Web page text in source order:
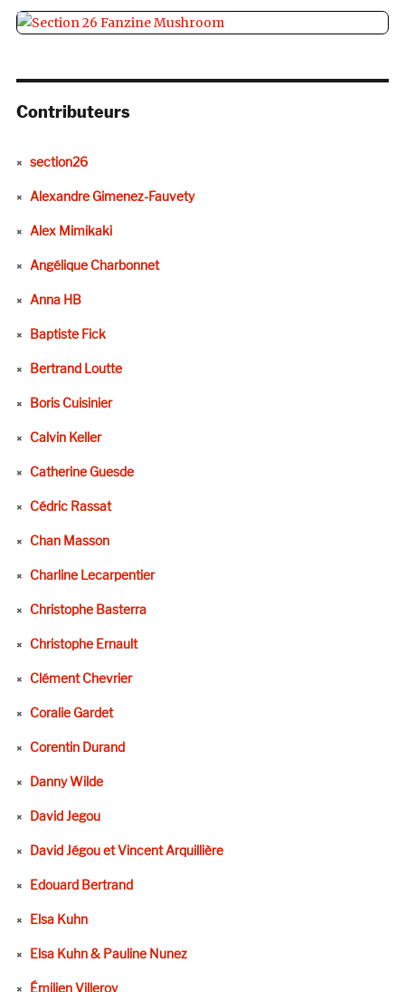
Contributeurs
section26
Alexandre Gimenez-Fauvety
Alex Mimikaki
Angélique Charbonnet
Anna HB
Baptiste Fick
Bertrand Loutte
Boris Cuisinier
Calvin Keller
Catherine Guesde
Cédric Rassat
Chan Masson
Charline Lecarpentier
Christophe Basterra
Christophe Ernault
Clément Chevrier
Coralie Gardet
Corentin Durand
Danny Wilde
David Jegou
David Jégou et Vincent Arquillière
Edouard Bertrand
Elsa Kuhn
Elsa Kuhn & Pauline Nunez
Émilien Villeroy